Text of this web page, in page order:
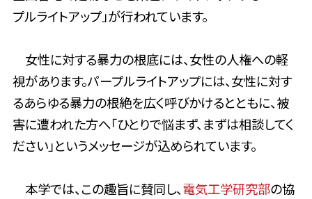
プルライトアップ」が行われています。
女性に対する暴力の根底には、女性の人権への軽
視があります。パープルライトアップには、女性に対す
るあらゆる暴力の根絶を広く呼びかけるとともに、被
害に遭われた方へ「ひとりで悩まず、まずは相談してく
ださい」というメッセージが込められています。
本学では、この趣旨に賛同し、電気工学研究部の協